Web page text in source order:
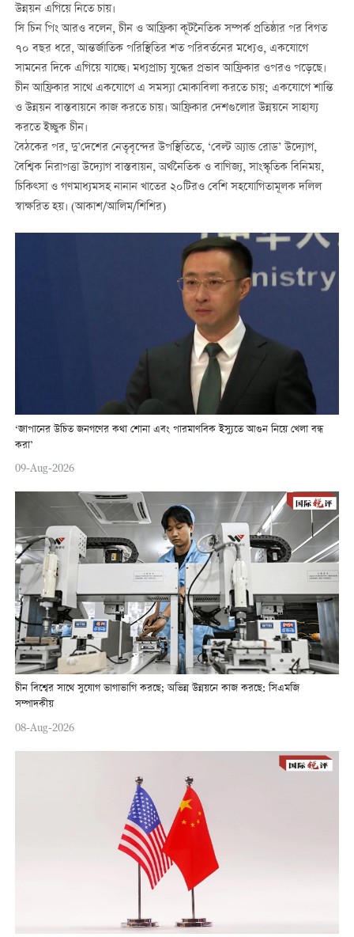
উন্নয়ন এগিয়ে নিতে চায়।
সি চিন পিং আরও বলেন, চীন ও আফ্রিকা কূটনৈতিক সম্পর্ক প্রতিষ্ঠার পর বিগত
৭০ বছর ধরে, আন্তর্জাতিক পরিস্থিতির শত পরিবর্তনের মধ্যেও, একযোগে
সামনের দিকে এগিয়ে যাচ্ছে। মধ্যপ্রাচ্য যুদ্ধের প্রভাব আফ্রিকার ওপরও পড়েছে।
চীন আফ্রিকার সাথে একযোগে এ সমস্যা মোকাবিলা করতে চায়; একযোগে শান্তি
ও উন্নয়ন বাস্তবায়নে কাজ করতে চায়। আফ্রিকার দেশগুলোর উন্নয়নে সাহায্য
করতে ইচ্ছুক চীন।
বৈঠকের পর, দু’দেশের নেতৃবৃন্দের উপস্থিতিতে, ‘বেল্ট অ্যান্ড রোড’ উদ্যোগ,
বৈশ্বিক নিরাপত্তা উদ্যোগ বাস্তবায়ন, অর্থনৈতিক ও বাণিজ্য, সাংস্কৃতিক বিনিময়,
চিকিত্সা ও গণমাধ্যমসহ নানান খাতের ২০টিরও বেশি সহযোগিতামূলক দলিল
স্বাক্ষরিত হয়। (আকাশ/আলিম/শিশির)
‘জাপানের উচিত জনগণের কথা শোনা এবং পারমাণবিক ইস্যুতে আগুন নিয়ে খেলা বন্ধ
করা’
09-Aug-2026
চীন বিশ্বের সাথে সুযোগ ভাগাভাগি করছে; অভিন্ন উন্নয়নে কাজ করছে: সিএমজি
সম্পাদকীয়
08-Aug-2026